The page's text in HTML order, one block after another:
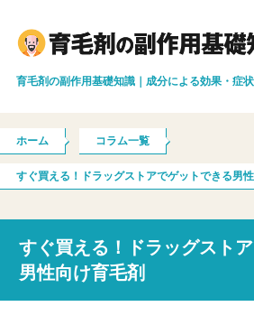
育毛剤の副作用基礎知識｜成分による効果・症
ホーム コラム一覧
すぐ買える！ドラッグストアでゲットできる男
すぐ買える！ドラッグスト
男性向け育毛剤